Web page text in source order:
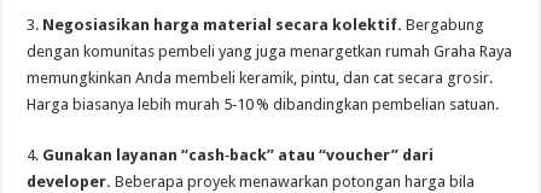
3. Negosiasikan harga material secara kolektif. Bergabung
dengan komunitas pembeli yang juga menargetkan rumah Graha Raya
memungkinkan Anda membeli keramik, pintu, dan cat secara grosir.
Harga biasanya lebih murah 5‑10 % dibandingkan pembelian satuan.
4. Gunakan layanan “cash‑back” atau “voucher” dari
developer. Beberapa proyek menawarkan potongan harga bila